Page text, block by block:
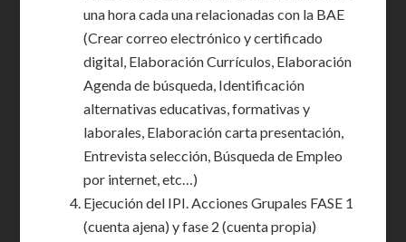
una hora cada una relacionadas con la BAE
(Crear correo electrónico y certificado
digital, Elaboración Currículos, Elaboración
Agenda de búsqueda, Identificación
alternativas educativas, formativas y
laborales, Elaboración carta presentación,
Entrevista selección, Búsqueda de Empleo
por internet, etc…)
Ejecución del IPI. Acciones Grupales FASE 1
(cuenta ajena) y fase 2 (cuenta propia)